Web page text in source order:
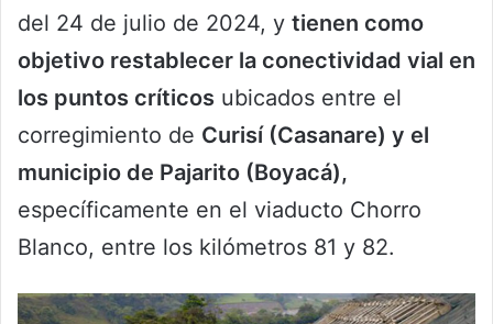
del 24 de julio de 2024, y tienen como
objetivo restablecer la conectividad vial en
los puntos críticos ubicados entre el
corregimiento de Curisí (Casanare) y el
municipio de Pajarito (Boyacá),
específicamente en el viaducto Chorro
Blanco, entre los kilómetros 81 y 82.